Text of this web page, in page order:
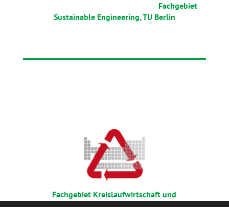
Fachgebiet
Sustainable Engineering, TU Berlin
Fachgebiet Kreislaufwirtschaft und